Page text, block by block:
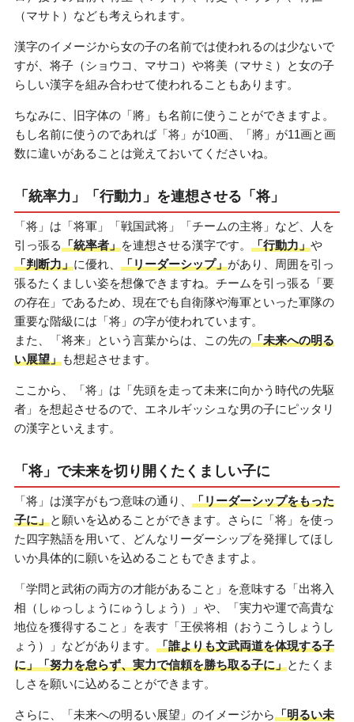
（マサト）なども考えられます。
漢字のイメージから女の子の名前では使われるのは少ないで
すが、将子（ショウコ、マサコ）や将美（マサミ）と女の子
らしい漢字を組み合わせて使われることもあります。
ちなみに、旧字体の「將」も名前に使うことができますよ。
もし名前に使うのであれば「将」が10画、「將」が11画と画
数に違いがあることは覚えておいてくださいね。
「統率力」「行動力」を連想させる「将」
「将」は「将軍」「戦国武将」「チームの主将」など、人を
引っ張る「統率者」を連想させる漢字です。 「行動力」や
「判断力」に優れ、 「リーダーシップ」があり、周囲を引っ
張るたくましい姿を想像できますね。チームを引っ張る「要
の存在」であるため、現在でも自衛隊や海軍といった軍隊の
重要な階級には「将」の字が使われています。
また、「将来」という言葉からは、この先の「未来への明る
い展望」も想起させます。
ここから、「将」は「先頭を走って未来に向かう時代の先駆
者」を想起させるので、エネルギッシュな男の子にピッタリ
の漢字といえます。
「将」で未来を切り開くたくましい子に
「将」は漢字がもつ意味の通り、 「リーダーシップをもった
子に」と願いを込めることができます。さらに「将」を使っ
た四字熟語を用いて、どんなリーダーシップを発揮してほし
いか具体的に願いを込めることもできますよ。
「学問と武術の両方の才能があること」を意味する「出将入
相（しゅっしょうにゅうしょう）」や、「実力や運で高貴な
地位を獲得すること」を表す「王侯将相（おうこうしょうし
ょう）」などがあります。 「誰よりも文武両道を体現する子
に」「努力を怠らず、実力で信頼を勝ち取る子に」とたくま
しさを願いに込めることができます。
さらに、「未来への明るい展望」のイメージから「明るい未